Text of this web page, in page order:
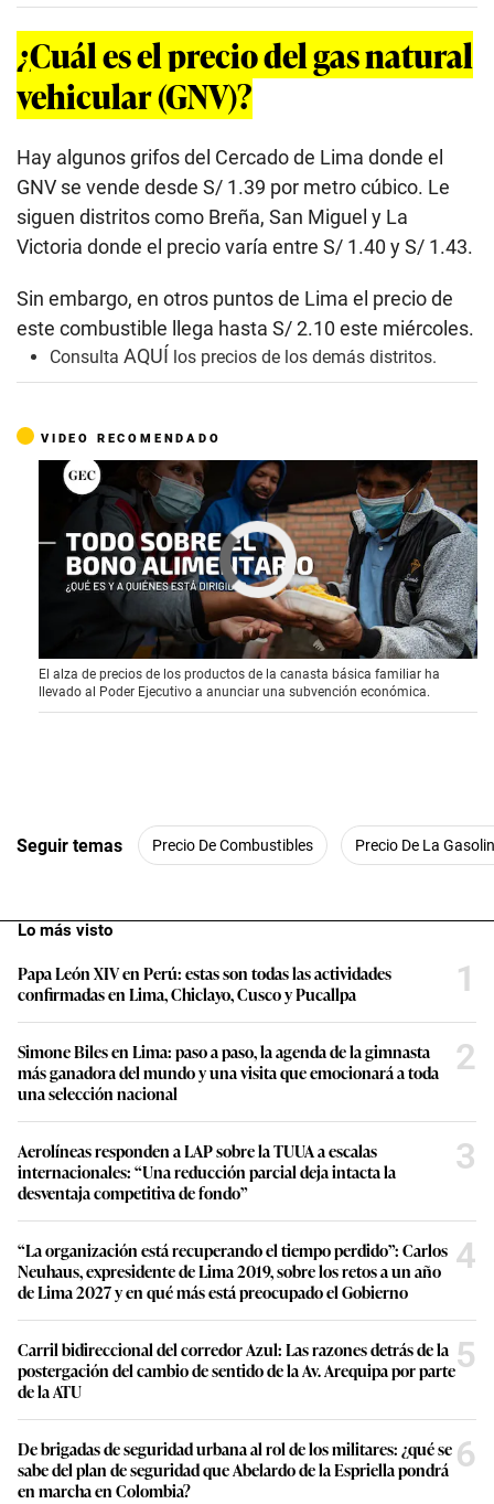
¿Cuál es el precio del gas natural
vehicular (GNV)?
Hay algunos grifos del Cercado de Lima donde el
GNV se vende desde S/ 1.39 por metro cúbico. Le
siguen distritos como Breña, San Miguel y La
Victoria donde el precio varía entre S/ 1.40 y S/ 1.43.
Sin embargo, en otros puntos de Lima el precio de
este combustible llega hasta S/ 2.10 este miércoles.
Consulta AQUÍ los precios de los demás distritos.
VIDEO RECOMENDADO
Este archivo de video no
se puede reproducir.
(Código de Error: 102630)
Seguir temas Precio De Combustibles Precio De La
Lo más visto
Papa León XIV en Perú: estas son todas las actividades
confirmadas en Lima, Chiclayo, Cusco y Pucallpa
1
Simone Biles en Lima: paso a paso, la agenda de la gimnasta
más ganadora del mundo y una visita que emocionará a toda
una selección nacional
2
Aerolíneas responden a LAP sobre la TUUA a escalas
internacionales: “Una reducción parcial deja intacta la
desventaja competitiva de fondo”
3
“La organización está recuperando el tiempo perdido”: Carlos
Neuhaus, expresidente de Lima 2019, sobre los retos a un año
de Lima 2027 y en qué más está preocupado el Gobierno
4